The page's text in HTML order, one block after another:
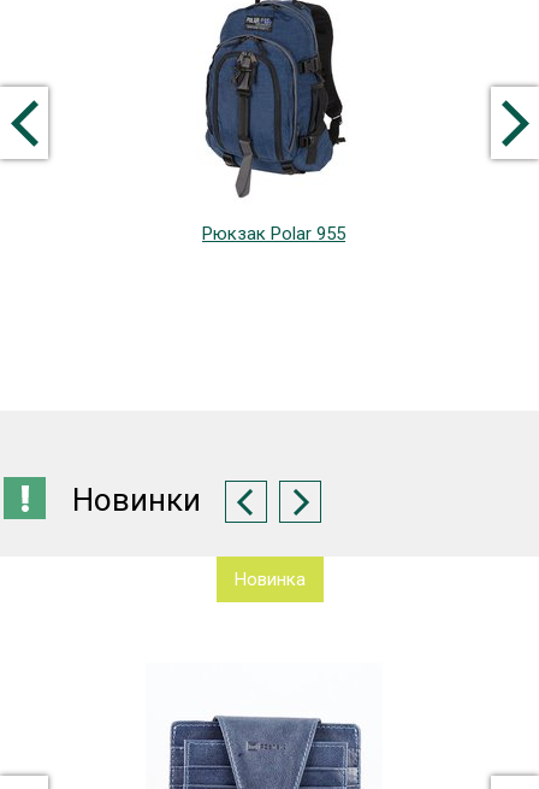
Рюкзак Polar 955
Новинки
Новинка